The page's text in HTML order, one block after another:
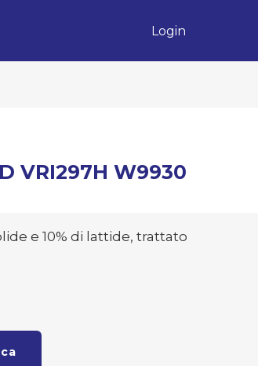
Login
VRI297H W9930
e 10% di lattide, trattato